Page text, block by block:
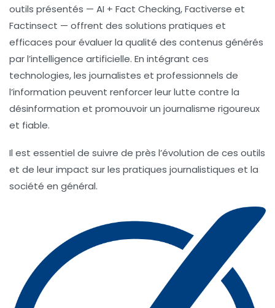
outils présentés — AI + Fact Checking, Factiverse et
Factinsect — offrent des solutions pratiques et
efficaces pour évaluer la qualité des contenus générés
par l’intelligence artificielle. En intégrant ces
technologies, les journalistes et professionnels de
l’information peuvent renforcer leur lutte contre la
désinformation et promouvoir un journalisme rigoureux
et fiable.
Il est essentiel de suivre de près l’évolution de ces outils
et de leur impact sur les pratiques journalistiques et la
société en général.